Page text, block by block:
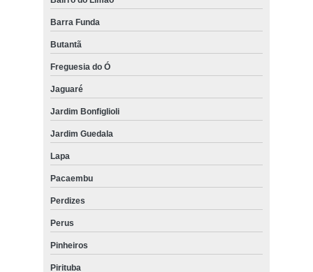
Barra Funda
Butantã
Freguesia do Ó
Jaguaré
Jardim Bonfiglioli
Jardim Guedala
Lapa
Pacaembu
Perdizes
Perus
Pinheiros
Pirituba